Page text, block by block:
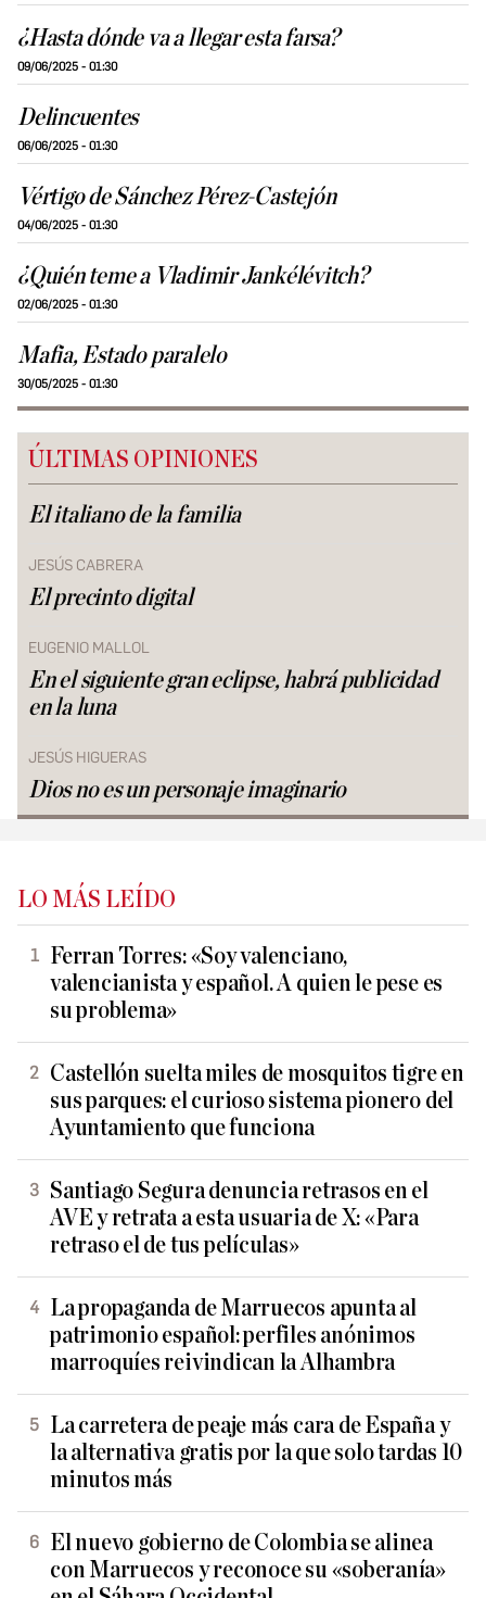
¿Hasta dónde va a llegar esta farsa?
09/06/2025 - 01:30
Delincuentes
06/06/2025 - 01:30
Vértigo de Sánchez Pérez-Castejón
04/06/2025 - 01:30
¿Quién teme a Vladimir Jankélévitch?
02/06/2025 - 01:30
Mafia, Estado paralelo
30/05/2025 - 01:30
ÚLTIMAS OPINIONES
El italiano de la familia
JESÚS CABRERA
El precinto digital
EUGENIO MALLOL
En el siguiente gran eclipse, habrá publicidad
en la luna
JESÚS HIGUERAS
Dios no es un personaje imaginario
LO MÁS LEÍDO
Ferran Torres: «Soy valenciano,
valencianista y español. A quien le pese es
su problema»
Castellón suelta miles de mosquitos tigre en
sus parques: el curioso sistema pionero del
Ayuntamiento que funciona
Santiago Segura denuncia retrasos en el
AVE y retrata a esta usuaria de X: «Para
retraso el de tus películas»
La propaganda de Marruecos apunta al
patrimonio español: perfiles anónimos
marroquíes reivindican la Alhambra
La carretera de peaje más cara de España y
la alternativa gratis por la que solo tardas 10
minutos más
El nuevo gobierno de Colombia se alinea
con Marruecos y reconoce su «soberanía»